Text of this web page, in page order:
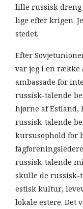
lille russisk
lige efter krigen.
stedet.
Efter
var jeg i en række
ambassade for
russisk-talende
hjørne af
russisk-talende
kursusophold for
russisk-talende
skulle de russisk-
estisk kultur,
lokale estere. Det